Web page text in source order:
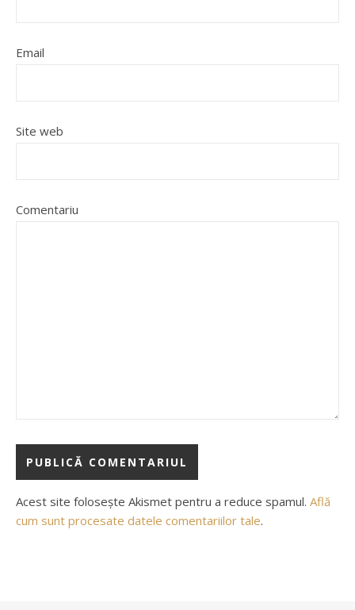
Email
Site web
Comentariu
Acest site folosește Akismet pentru a reduce spamul. Află
cum sunt procesate datele comentariilor tale.